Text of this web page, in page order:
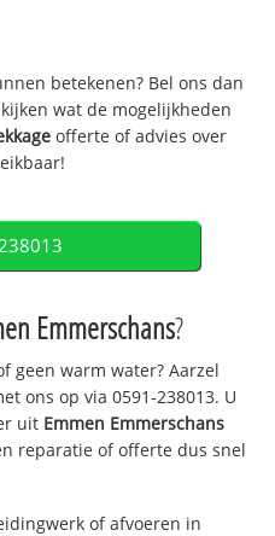
betekenen? Bel ons dan
wat de mogelijkheden
offerte of advies over
Emmerschans?
geen warm water? Aarzel
ons op via 0591-238013. U
uit Emmen Emmerschans
reparatie of offerte dus snel
of afvoeren in